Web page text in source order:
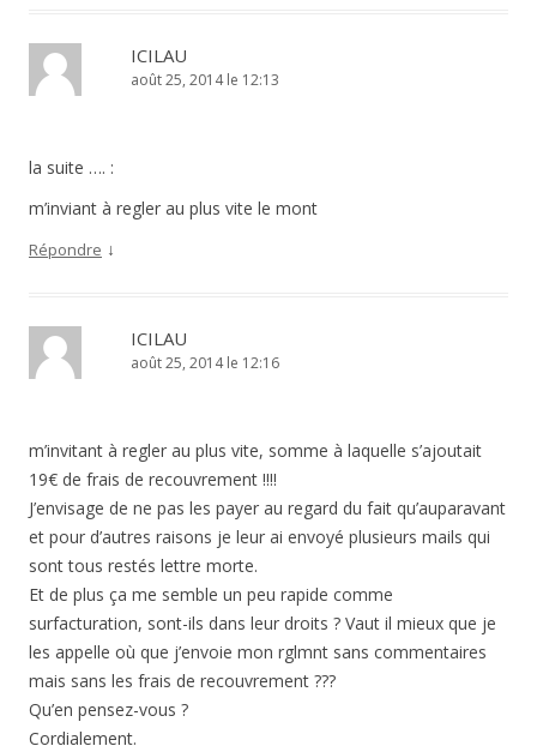
ICILAU
août 25, 2014 le 12:13
la suite …. :
m’inviant à regler au plus vite le mont
Répondre ↓
ICILAU
août 25, 2014 le 12:16
m’invitant à regler au plus vite, somme à laquelle s’ajoutait
19€ de frais de recouvrement !!!!
J’envisage de ne pas les payer au regard du fait qu’auparavant
et pour d’autres raisons je leur ai envoyé plusieurs mails qui
sont tous restés lettre morte.
Et de plus ça me semble un peu rapide comme
surfacturation, sont-ils dans leur droits ? Vaut il mieux que je
les appelle où que j’envoie mon rglmnt sans commentaires
mais sans les frais de recouvrement ???
Qu’en pensez-vous ?
Cordialement.